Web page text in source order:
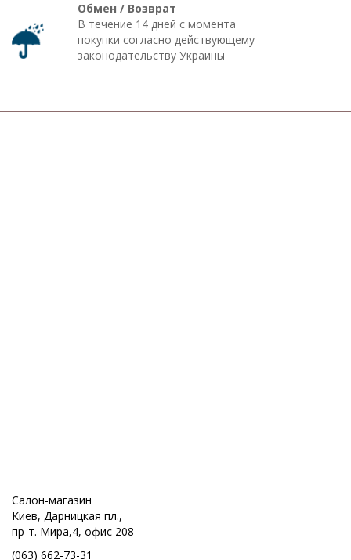
Обмен / Возврат
В течение 14 дней с момента
покупки согласно действующему
законодательству Украины
Салон-магазин
Киев, Дарницкая пл.,
пр-т. Мира,4, офис 208
(063) 662-73-31